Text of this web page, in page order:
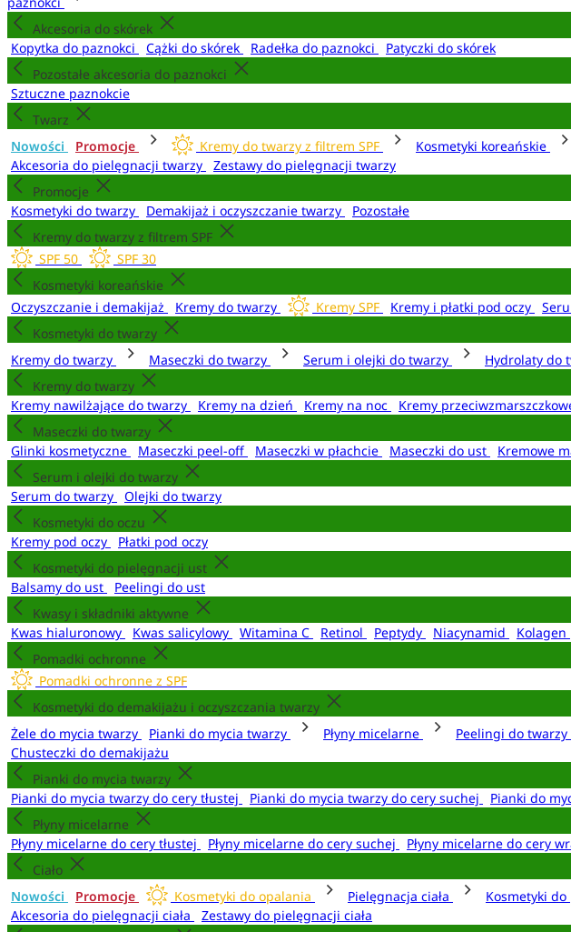
Akcesoria do skórek
Kopytka do paznokci
Cążki do skórek Radełka do paznokci
Patyczki do skórek
Pozostałe akcesoria do paznokci
Sztuczne paznokcie
Twarz
Nowości
Promocje Kremy do twarzy z filtrem SPF Kosmetyki koreańskie
Akcesoria do pielęgnacji twarzy
Zestawy do pielęgnacji twarzy
Promocje
Kosmetyki do twarzy
Demakijaż i oczyszczanie twarzy
Pozostałe
Kremy do twarzy z filtrem SPF
SPF 50
SPF 30
Kosmetyki koreańskie
Oczyszczanie i demakijaż
Kremy do twarzy Kremy SPF Kremy i płatki pod oczy
Kosmetyki do twarzy
Kremy do twarzy
Maseczki do twarzy Serum i olejki do twarzy Hydrolaty do
Kremy do twarzy
Kremy nawilżające do twarzy
Kremy na dzień Kremy na noc Kremy
Maseczki do twarzy
Glinki kosmetyczne
Maseczki peel-off Maseczki w płachcie Maseczki do ust
Kremowe
Serum i olejki do twarzy
Serum do twarzy
Olejki do twarzy
Kosmetyki do oczu
Kremy pod oczy
Płatki pod oczy
Kosmetyki do pielęgnacji ust
Balsamy do ust
Peelingi do ust
Kwasy i składniki aktywne
Kwas hialuronowy
Kwas salicylowy Witamina C Retinol Peptydy Niacynamid Kolagen
Pomadki ochronne
Pomadki ochronne z SPF
Kosmetyki do demakijażu i oczyszczania twarzy
Żele do mycia twarzy
Pianki do mycia twarzy Płyny micelarne Peelingi do twarzy
Chusteczki do demakijażu
Pianki do mycia twarzy
Pianki do mycia twarzy do cery tłustej
Pianki do mycia twarzy do cery suchej
Pianki do
Płyny micelarne
Płyny micelarne do cery tłustej
Płyny micelarne do cery suchej
Płyny micelarne do cery
Ciało
Nowości
Promocje Kosmetyki do opalania Pielęgnacja ciała Kosmetyki
Akcesoria do pielęgnacji ciała
Zestawy do pielęgnacji ciała